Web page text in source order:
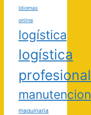
Idiomas
online
logística
logística
profesional
manutencion
maquinaria